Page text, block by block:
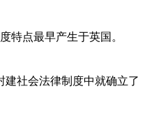
特点最早产生于英国。
建社会法律制度中就确立了